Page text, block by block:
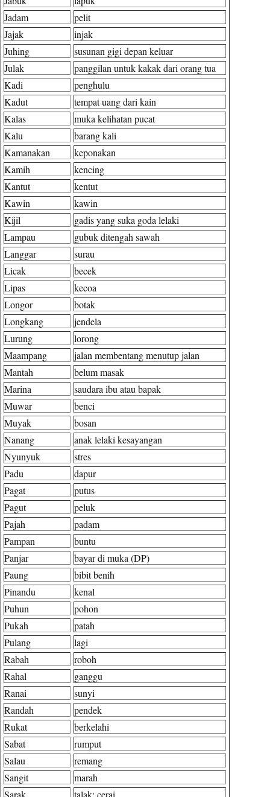
Jadam
pelit
Jajak
injak
Juhing
susunan gigi depan keluar
Julak
panggilan untuk kakak dari orang tua
Kadi
penghulu
Kadut
tempat uang dari kain
Kalas
muka kelihatan pucat
Kalu
barang kali
Kamanakan
keponakan
Kamih
kencing
Kantut
kentut
Kawin
kawin
Kijil
gadis yang suka goda lelaki
Lampau
gubuk ditengah sawah
Langgar
surau
Licak
becek
Lipas
kecoa
Longor
botak
Longkang
jendela
Lurung
lorong
Maampang
jalan membentang menutup jalan
Mantah
belum masak
Marina
saudara ibu atau bapak
Muwar
benci
Muyak
bosan
Nanang
anak lelaki kesayangan
Nyunyuk
stres
Padu
dapur
Pagat
putus
Pagut
peluk
Pajah
padam
Pampan
buntu
Panjar
bayar di muka (DP)
Paung
bibit benih
Pinandu
kenal
Puhun
pohon
Pukah
patah
Pulang
lagi
Rabah
roboh
Rahal
ganggu
Ranai
sunyi
Randah
pendek
Rukat
berkelahi
Sabat
rumput
Salau
remang
Sangit
marah
Sarak
talak; cerai